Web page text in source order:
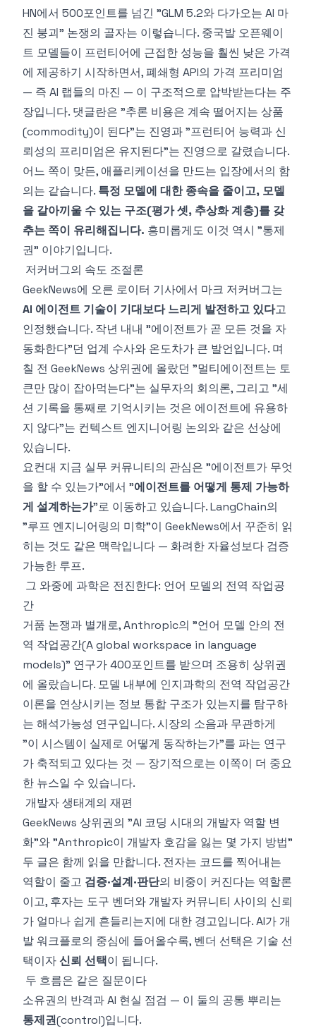
HN에서 500포인트를 넘긴 "GLM 5.2와 다가오는 AI 마
진 붕괴" 논쟁의 골자는 이렇습니다. 중국발 오픈웨이
트 모델들이 프런티어에 근접한 성능을 훨씬 낮은 가격
에 제공하기 시작하면서, 폐쇄형 API의 가격 프리미엄
— 즉 AI 랩들의 마진 — 이 구조적으로 압박받는다는 주
장입니다. 댓글란은 "추론 비용은 계속 떨어지는 상품
(commodity)이 된다"는 진영과 "프런티어 능력과 신
뢰성의 프리미엄은 유지된다"는 진영으로 갈렸습니다.
어느 쪽이 맞든, 애플리케이션을 만드는 입장에서의 함
의는 같습니다. 특정 모델에 대한 종속을 줄이고, 모델
을 갈아끼울 수 있는 구조(평가 셋, 추상화 계층)를 갖
추는 쪽이 유리해집니다. 흥미롭게도 이것 역시 "통제
권" 이야기입니다.
저커버그의 속도 조절론
GeekNews에 오른 로이터 기사에서 마크 저커버그는
AI 에이전트 기술이 기대보다 느리게 발전하고 있다고
인정했습니다. 작년 내내 "에이전트가 곧 모든 것을 자
동화한다"던 업계 수사와 온도차가 큰 발언입니다. 며
칠 전 GeekNews 상위권에 올랐던 "멀티에이전트는 토
큰만 많이 잡아먹는다"는 실무자의 회의론, 그리고 "세
션 기록을 통째로 기억시키는 것은 에이전트에 유용하
지 않다"는 컨텍스트 엔지니어링 논의와 같은 선상에
있습니다.
요컨대 지금 실무 커뮤니티의 관심은 "에이전트가 무엇
을 할 수 있는가"에서 "에이전트를 어떻게 통제 가능하
게 설계하는가"로 이동하고 있습니다. LangChain의
"루프 엔지니어링의 미학"이 GeekNews에서 꾸준히 읽
히는 것도 같은 맥락입니다 — 화려한 자율성보다 검증
가능한 루프.
그 와중에 과학은 전진한다: 언어 모델의 전역 작업공
간
거품 논쟁과 별개로, Anthropic의 "언어 모델 안의 전
역 작업공간(A global workspace in language
models)" 연구가 400포인트를 받으며 조용히 상위권
에 올랐습니다. 모델 내부에 인지과학의 전역 작업공간
이론을 연상시키는 정보 통합 구조가 있는지를 탐구하
는 해석가능성 연구입니다. 시장의 소음과 무관하게
"이 시스템이 실제로 어떻게 동작하는가"를 파는 연구
가 축적되고 있다는 것 — 장기적으로는 이쪽이 더 중요
한 뉴스일 수 있습니다.
개발자 생태계의 재편
GeekNews 상위권의 "AI 코딩 시대의 개발자 역할 변
화"와 "Anthropic이 개발자 호감을 잃는 몇 가지 방법"
두 글은 함께 읽을 만합니다. 전자는 코드를 찍어내는
역할이 줄고 검증·설계·판단의 비중이 커진다는 역할론
이고, 후자는 도구 벤더와 개발자 커뮤니티 사이의 신뢰
가 얼마나 쉽게 흔들리는지에 대한 경고입니다. AI가 개
발 워크플로의 중심에 들어올수록, 벤더 선택은 기술 선
택이자신뢰 선택이 됩니다.
두 흐름은 같은 질문이다
소유권의 반격과 AI 현실 점검 — 이 둘의 공통 뿌리는
통제권(control)입니다.